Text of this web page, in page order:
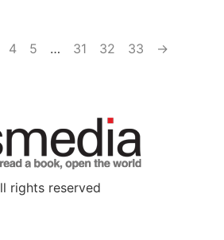
4 5 … 31 32 33 →
rights reserved